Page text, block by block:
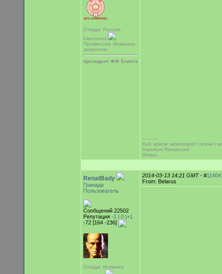
Откуда: Россия,
Смоленск
Профессия: Инженер-
энергетик
президент ФФ Египта
-----------
Sub specie aeternitatis! I know I
Imperium Romanum!
Shtazi...
RenatBady
Гранада
Пользователь
Сообщений 22502
Репутация -1 | 0 |+1
-72 [164 -236]
Откуда: Испания,
2014-03-13 14:21 GMT- #
From: Belarus